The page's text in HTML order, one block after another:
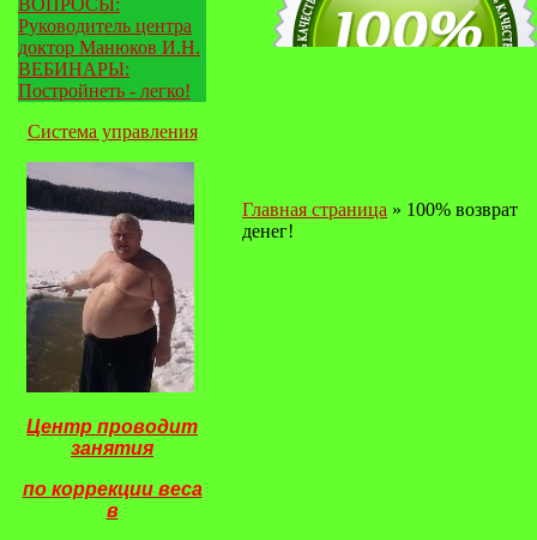
ВОПРОСЫ:
Руководитель центра
доктор Манюков И.Н.
ВЕБИНАРЫ:
Постройнеть - легко!
Система управления
Центр проводит
занятия
по коррекции веса
в
Главная страница » 100% возврат
денег!